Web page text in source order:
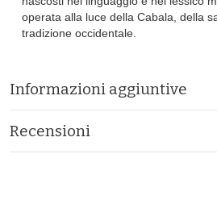
operata alla luce della Cabala, della
tradizione occidentale.
Informazioni aggiuntive
Recensioni